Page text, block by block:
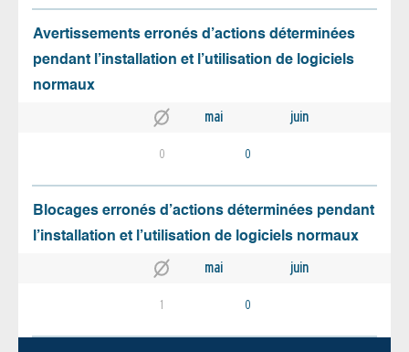
Avertissements erronés d’actions déterminées
pendant l’installation et l’utilisation de logiciels
normaux
mai juin
0 0
Blocages erronés d’actions déterminées pendant
l’installation et l’utilisation de logiciels normaux
mai juin
1 0